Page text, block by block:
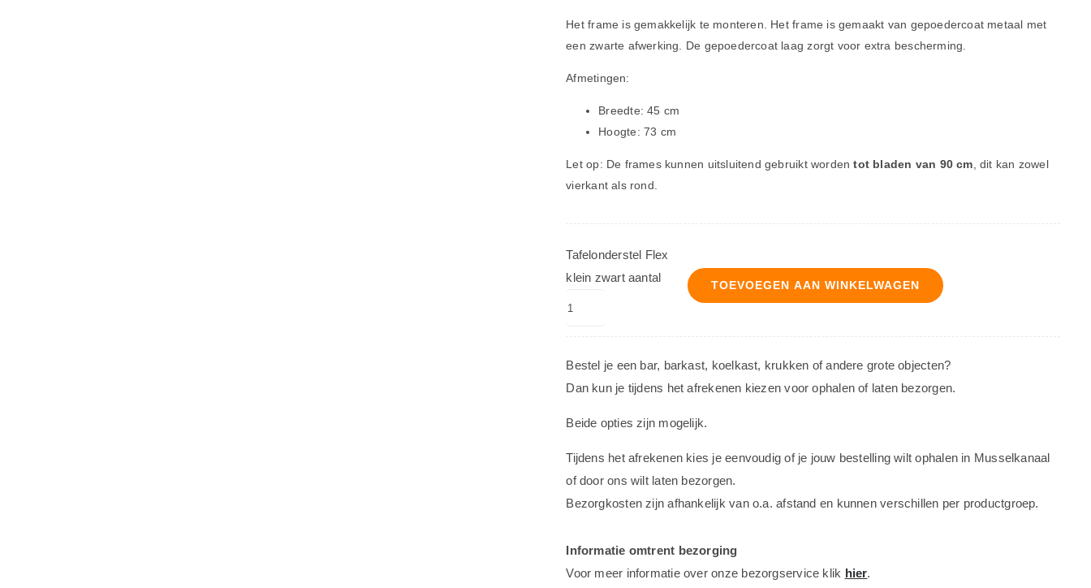
Het frame is gemakkelijk te monteren. Het frame is gemaakt van gepoedercoat metaal met
een zwarte afwerking. De gepoedercoat laag zorgt voor extra bescherming.
Afmetingen:
Breedte: 45 cm
Hoogte: 73 cm
Let op: De frames kunnen uitsluitend gebruikt wordentot bladen van 90 cm , dit kan zowel
vierkant als rond.
Tafelonderstel Flex
klein zwart aantal
TOEVOEGEN AAN WINKELWAGEN
Bestel je een bar, barkast, koelkast, krukken of andere grote objecten?
Dan kun je tijdens het afrekenen kiezen voor ophalen of laten bezorgen.
Beide opties zijn mogelijk.
Tijdens het afrekenen kies je eenvoudig of je jouw bestelling wilt ophalen in Musselkanaal
of door ons wilt laten bezorgen.
Bezorgkosten zijn afhankelijk van o.a. afstand en kunnen verschillen per productgroep.
Informatie omtrent bezorging
Voor meer informatie over onze bezorgservice klik hier.